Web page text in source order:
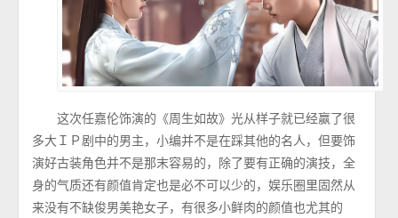
这次任嘉伦饰演的《周生如故》光从样子就已经赢了很
多大ＩＰ剧中的男主，小编并不是在踩其他的名人，但要饰
演好古装角色并不是那末容易的，除了要有正确的演技，全
身的气质还有颜值肯定也是必不可以少的，娱乐圈里固然从
来没有不缺俊男美艳女子，有很多小鲜肉的颜值也尤其的